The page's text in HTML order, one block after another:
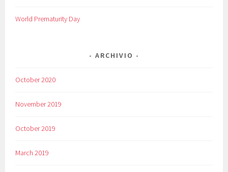
World Prematurity Day
ARCHIVIO
October 2020
November 2019
October 2019
March 2019